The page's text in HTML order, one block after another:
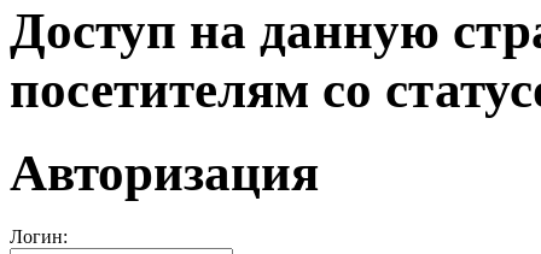
Доступ на данную
посетителям со
Авторизация
Логин: